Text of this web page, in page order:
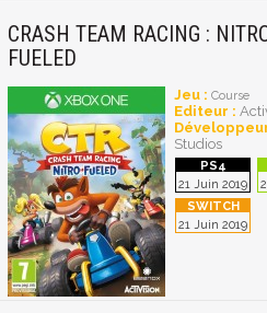
CRASH TEAM RACING :
FUELED
Jeu : Course
Editeur :
Studios
21 Juin 2019
21 Juin 2019